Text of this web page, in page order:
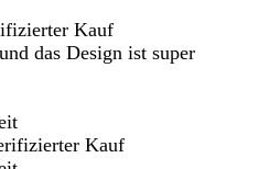
Kauf
das Design ist super
Kauf